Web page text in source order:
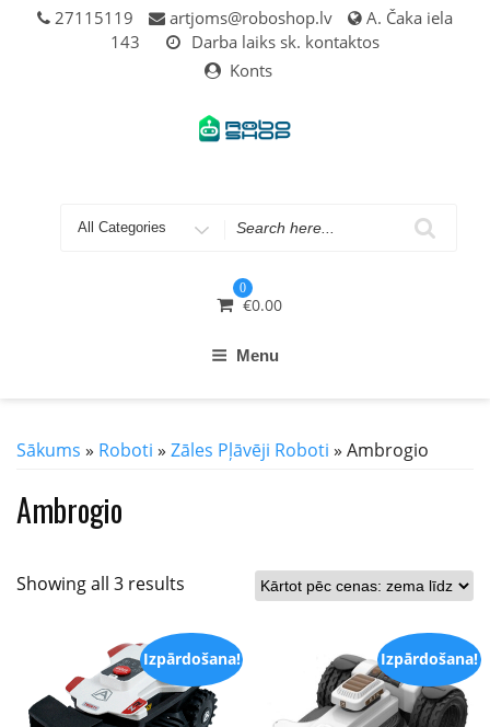
27115119 artjoms@roboshop.lv
A. Čaka iela
143
Darba laiks sk. kontaktos
Konts
Search
0
€0.00
Menu
Sākums » Roboti » Zāles Pļāvēji Roboti » Ambrogio
Ambrogio
Showing all 3 results
price:
low
to
high
Izpārdošana! Izpārdošana!